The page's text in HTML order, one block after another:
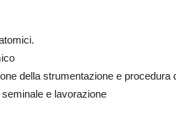
della strumentazione e procedura
e lavorazione